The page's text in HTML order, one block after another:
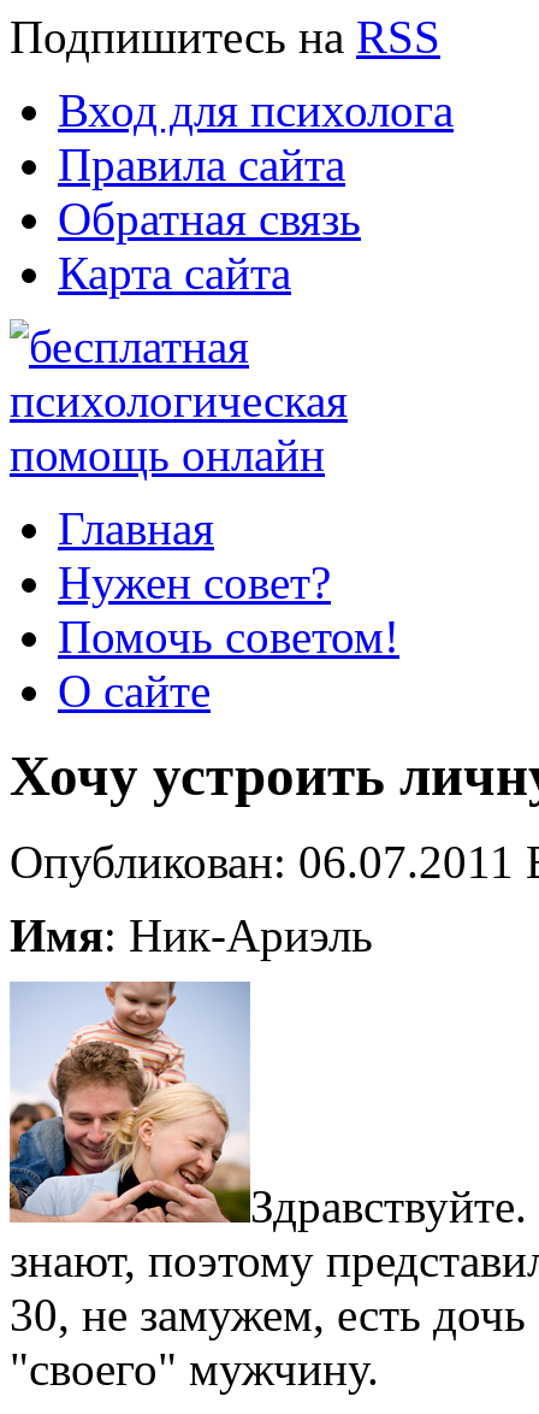
Подпишитесь на RSS
Вход для психолога
Правила сайта
Обратная связь
Карта сайта
Главная
Нужен совет?
Помочь советом!
О сайте
Хочу устроить
Опубликован: 06.07.2011
Имя: Ник-Ариэль
знают, поэтому
30, не замужем, есть
"своего" мужчину.